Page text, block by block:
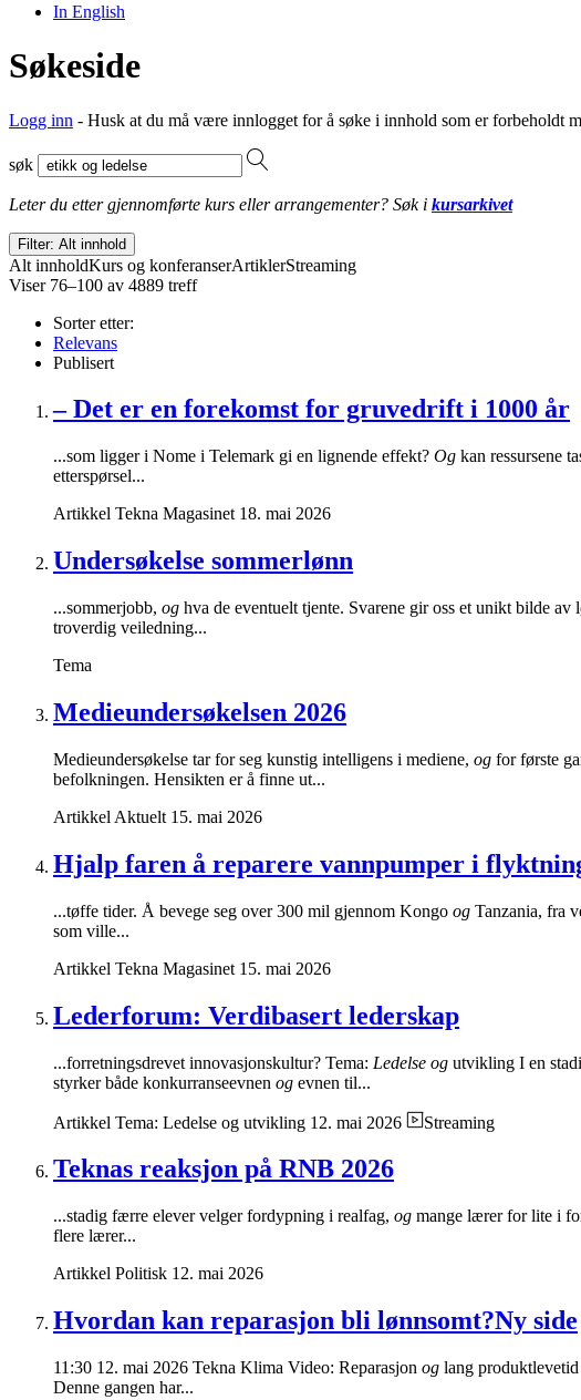
In English
Søkeside
Logg inn - Husk at du må være innlogget for å søke i innhold som er forbeholdt
søk
Leter du etter gjennomførte kurs eller arrangementer? Søk i kursarkivet
Filter: Alt innhold
Alt innholdKurs og konferanserArtiklerStreaming
Viser 76–100 av 4889 treff
Sorter etter:
Relevans
Publisert
– Det er en forekomst for gruvedrift i 1000 år
...som ligger i Nome i Telemark gi en lignende effekt? Og kan ressursene
etterspørsel...
Artikkel Tekna Magasinet 18. mai 2026
Undersøkelse sommerlønn
...sommerjobb, og hva de eventuelt tjente. Svarene gir oss et unikt bilde av
troverdig veiledning...
Tema
Medieundersøkelsen 2026
Medieundersøkelse tar for seg kunstig intelligens i mediene, og for første
befolkningen. Hensikten er å finne ut...
Artikkel Aktuelt 15. mai 2026
Hjalp faren å reparere vannpumper i
...tøffe tider. Å bevege seg over 300 mil gjennom Kongo og Tanzania, fra
som ville...
Artikkel Tekna Magasinet 15. mai 2026
Lederforum: Verdibasert lederskap
...forretningsdrevet innovasjonskultur? Tema: Ledelse og utvikling I en
styrker både konkurranseevnen og evnen til...
Artikkel Tema: Ledelse og utvikling 12. mai 2026 Streaming
Teknas reaksjon på RNB 2026
...stadig færre elever velger fordypning i realfag, og mange lærer for lite i
flere lærer...
Artikkel Politisk 12. mai 2026
Hvordan kan reparasjon bli lønnsomt?Ny side
11:30 12. mai 2026 Tekna Klima Video: Reparasjon og lang
Denne gangen har...